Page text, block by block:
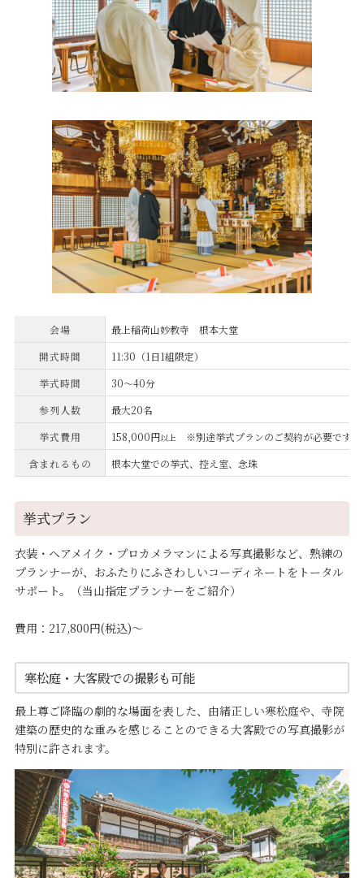
会場
最上稲荷山妙教寺 根本大堂
開式時間
11:30（1日1組限定）
挙式時間
30～40分
参列人数
最大20名
挙式費用
158,000円以上
※別途挙式プランのご契約が必要です
含まれるもの
根本大堂での挙式、控え室、念珠
挙式プラン
衣装・ヘアメイク・プロカメラマンによる写真撮影など、熟練の
プランナーが、おふたりにふさわしいコーディネートをトータル
サポート。（当山指定プランナーをご紹介）
費用：217,800円(税込)～
寒松庭・大客殿での撮影も可能
最上尊ご降臨の劇的な場面を表した、由緒正しい寒松庭や、寺院
建築の歴史的な重みを感じることのできる大客殿での写真撮影が
特別に許されます。